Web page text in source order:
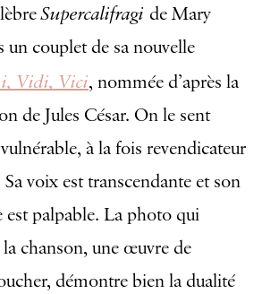
Supercalifragi de Mary
un couplet de sa nouvelle
Vidi, Vici, nommée d’après la
de Jules César. On le sent
à la fois revendicateur
voix est transcendante et son
est palpable. La photo qui
chanson, une œuvre de
démontre bien la dualité